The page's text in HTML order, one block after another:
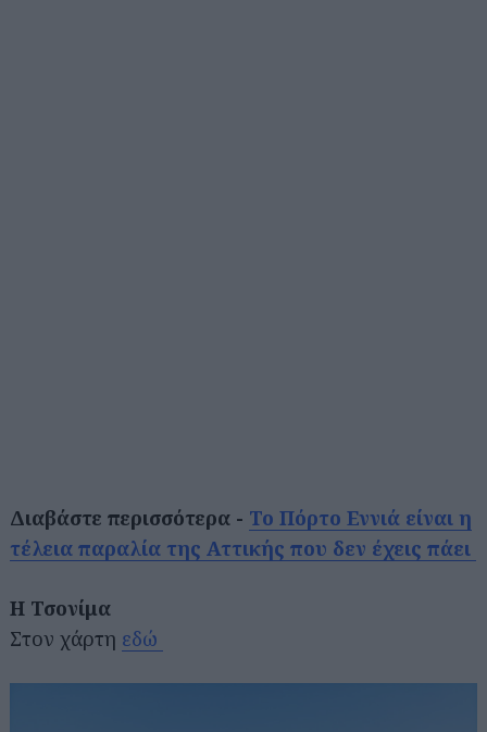
Διαβάστε περισσότερα - Το Πόρτο Εννιά είναι η
τέλεια παραλία της Αττικής που δεν έχεις πάει
Η Τσονίμα
Στον χάρτη εδώ